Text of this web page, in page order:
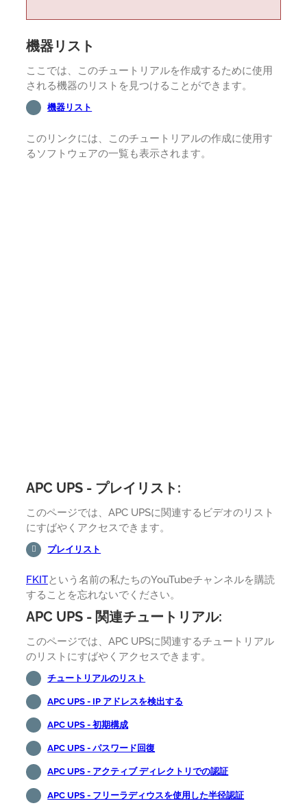
機器リスト
ここでは、このチュートリアルを作成するために使用
される機器のリストを見つけることができます。
機器リスト
このリンクには、このチュートリアルの作成に使用す
るソフトウェアの一覧も表示されます。
APC UPS - プレイリスト:
このページでは、APC UPSに関連するビデオのリスト
にすばやくアクセスできます。
プレイリスト
FKITという名前の私たちのYouTubeチャンネルを購読
することを忘れないでください。
APC UPS - 関連チュートリアル:
このページでは、APC UPSに関連するチュートリアル
のリストにすばやくアクセスできます。
チュートリアルのリスト
APC UPS - IP アドレスを検出する
APC UPS - 初期構成
APC UPS - パスワード回復
APC UPS - アクティブ ディレクトリでの認証
APC UPS - フリーラディウスを使用した半径認証